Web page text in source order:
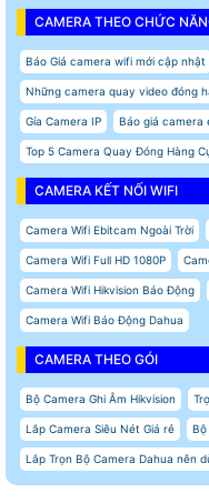
CAMERA THEO CHỨC
Báo Giá camera wifi mới cập nhật
Những camera quay video đóng
Gía Camera IP Báo giá camera
Top 5 Camera Quay Đóng Hàng
CAMERA KẾT NỐI WIFI
Camera Wifi Ebitcam Ngoài Trời
Camera Wifi Full HD 1080P
Camera Wifi Hikvision Báo Động
Camera Wifi Báo Động Dahua
CAMERA THEO GÓI
Bộ Camera Ghi Âm Hikvision
Lắp Camera Siêu Nét Giá rẻ Bộ
Lắp Trọn Bộ Camera Dahua nên